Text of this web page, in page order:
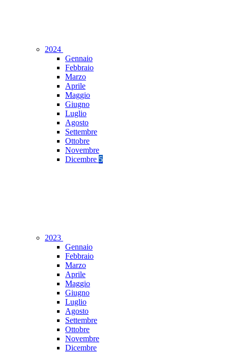
2024
Gennaio
Febbraio
Marzo
Aprile
Maggio
Giugno
Luglio
Agosto
Settembre
Ottobre
Novembre
Dicembre 5
2023
Gennaio
Febbraio
Marzo
Aprile
Maggio
Giugno
Luglio
Agosto
Settembre
Ottobre
Novembre
Dicembre